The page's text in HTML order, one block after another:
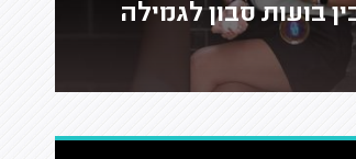
בועות סבון לגמילה